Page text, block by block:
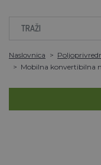
Naslovnica
Mobilna konvertibilna